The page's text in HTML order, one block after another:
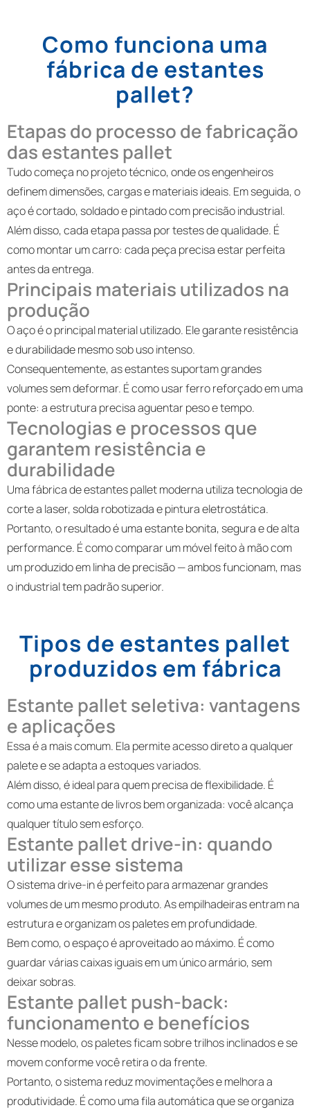
Como funciona uma
fábrica de estantes
pallet?
Etapas do processo de fabricação
das estantes pallet
Tudo começa no projeto técnico, onde os engenheiros
definem dimensões, cargas e materiais ideais. Em seguida, o
aço é cortado, soldado e pintado com precisão industrial.
Além disso, cada etapa passa por testes de qualidade. É
como montar um carro: cada peça precisa estar perfeita
antes da entrega.
Principais materiais utilizados na
produção
O aço é o principal material utilizado. Ele garante resistência
e durabilidade mesmo sob uso intenso.
Consequentemente, as estantes suportam grandes
volumes sem deformar. É como usar ferro reforçado em uma
ponte: a estrutura precisa aguentar peso e tempo.
Tecnologias e processos que
garantem resistência e
durabilidade
Uma fábrica de estantes pallet moderna utiliza tecnologia de
corte a laser, solda robotizada e pintura eletrostática.
Portanto, o resultado é uma estante bonita, segura e de alta
performance. É como comparar um móvel feito à mão com
um produzido em linha de precisão — ambos funcionam, mas
o industrial tem padrão superior.
Tipos de estantes pallet
produzidos em fábrica
Estante pallet seletiva: vantagens
e aplicações
Essa é a mais comum. Ela permite acesso direto a qualquer
palete e se adapta a estoques variados.
Além disso, é ideal para quem precisa de flexibilidade. É
como uma estante de livros bem organizada: você alcança
qualquer título sem esforço.
Estante pallet drive-in: quando
utilizar esse sistema
O sistema drive-in é perfeito para armazenar grandes
volumes de um mesmo produto. As empilhadeiras entram na
estrutura e organizam os paletes em profundidade.
Bem como, o espaço é aproveitado ao máximo. É como
guardar várias caixas iguais em um único armário, sem
deixar sobras.
Estante pallet push-back:
funcionamento e benefícios
Nesse modelo, os paletes ficam sobre trilhos inclinados e se
movem conforme você retira o da frente.
Portanto, o sistema reduz movimentações e melhora a
produtividade. É como uma fila automática que se organiza